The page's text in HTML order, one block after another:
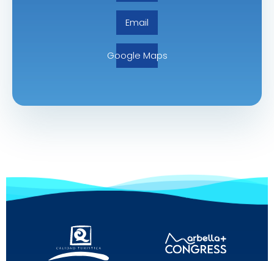
Email
Google Maps